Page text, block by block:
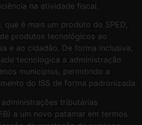
na atividade fiscal.
que é mais um produto do SPED,
produtos tecnológicos ao
e ao cidadão. De forma inclusiva,
tecnológica a administração
municípios, permitindo a
do ISS de forma padronizada.
tributárias
a um novo patamar em termos